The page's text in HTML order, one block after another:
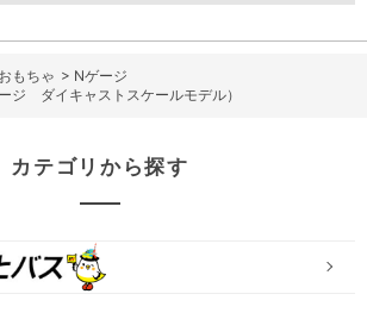
おもちゃ > Nゲージ
ジ ダイキャストスケールモデル）
カテゴリから探す